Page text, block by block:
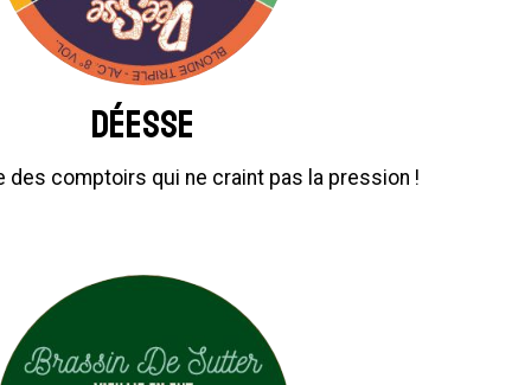
Déesse
des comptoirs qui ne craint pas la pression !